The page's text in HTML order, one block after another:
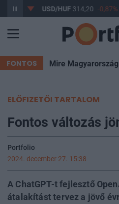
-0,61% USD/HUF314,20 -0,87%
FONTOS
ELŐFIZETŐI TARTALOM
Fontos változás
Portfolio
2024. december 27. 15:38
A ChatGPT-t fejlesztő
átalakítást tervez a jövő